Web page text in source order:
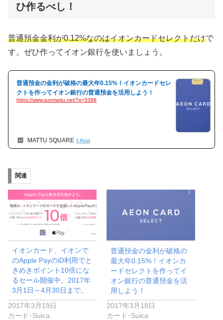
ひ作るべし！
普通預金金利が0.12%なのはイオンカードセレクトだけで
す。ぜひ作ってイオン銀行を使いましょう。
普通預金の金利が破格の最大年0.15%！イオンカードセレ
クトを作ってイオン銀行の普通預金を活用しよう！
https://www.sunmattu.net/?p=5398
MATTU SQUARE 1 Post
関連
イオンカード、イオンで
のApple PayのiD利用でと
きめきポイント10倍にな
るセール開催中。2017年
3月1日～4月30日まで。
2017年3月19日
カード･Suica
普通預金の金利が破格の
最大年0.15%！イオンカ
ードセレクトを作ってイ
オン銀行の普通預金を活
用しよう！
2017年3月18日
カード･Suica